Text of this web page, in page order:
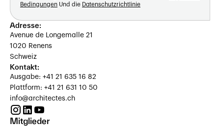
Bedingungen Und die Datenschutzrichtlinie
Adresse:
Avenue de Longemalle 21
1020 Renens
Schweiz
Kontakt:
Ausgabe: +41 21 635 16 82
Plattform: +41 21 631 10 50
info@architectes.ch
Mitglieder